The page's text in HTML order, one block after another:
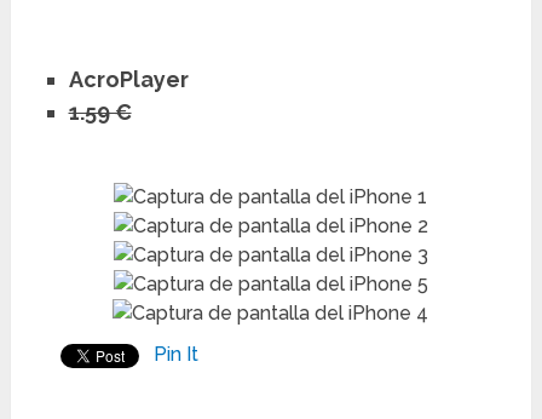
AcroPlayer
1.59 €
Pin It